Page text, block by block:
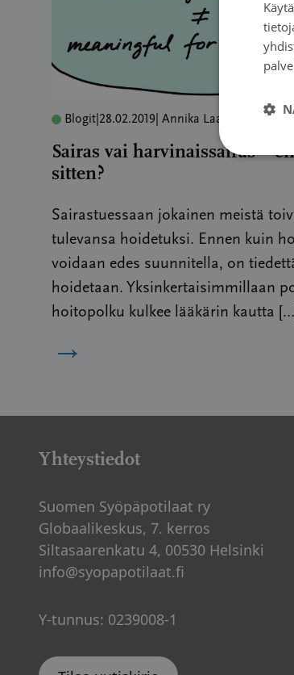
Blogit 28.02.2019 | Annika Laakso
Sairas vai harvinaissairas –
sitten?
Sairastuessaan jokainen meistä
tulevansa hoidetuksi. Ennen kuin
voidaan edes suunnitella, on
hoidetaan. Yksinkertaisimmillaan
hoitopolku kulkee lääkärin kautta […]
→
Yhteystiedot
Suomen Syöpäpotilaat ry
Globaalikeskus, 7. kerros
Siltasaarenkatu 4, 00530 Helsinki
info@syopapotilaat.fi
Y-tunnus: 0239008-1